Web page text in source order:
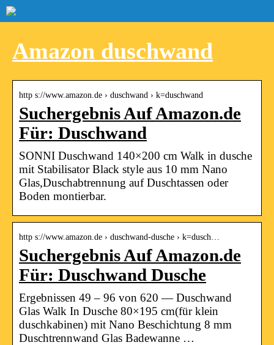
Amazon duschwand
http s://www.amazon.de › duschwand › k=duschwand
Suchergebnis Auf Amazon.de
Für: Duschwand
SONNI Duschwand 140×200 cm Walk in dusche
mit Stabilisator Black style aus 10 mm Nano
Glas,Duschabtrennung auf Duschtassen oder
Boden montierbar.
http s://www.amazon.de › duschwand-dusche › k=dusch…
Suchergebnis Auf Amazon.de
Für: Duschwand Dusche
Ergebnissen 49 – 96 von 620 — Duschwand
Glas Walk In Dusche 80×195 cm(für klein
duschkabinen) mit Nano Beschichtung 8 mm
Duschtrennwand Glas Badewanne …